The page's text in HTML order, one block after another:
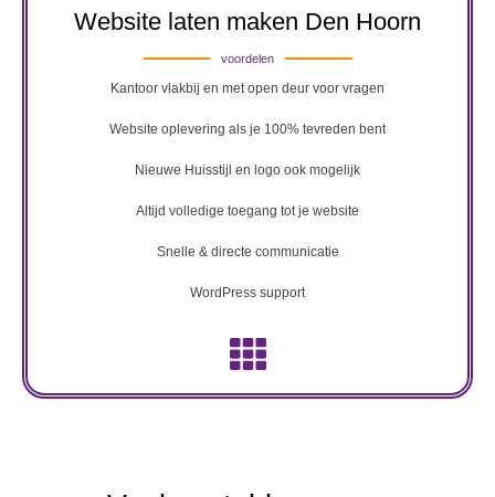
Website laten maken Den Hoorn
voordelen
Kantoor vlakbij en met open deur voor vragen
Website oplevering als je 100% tevreden bent
Nieuwe Huisstijl en logo ook mogelijk
Altijd volledige toegang tot je website
Snelle & directe communicatie
WordPress support